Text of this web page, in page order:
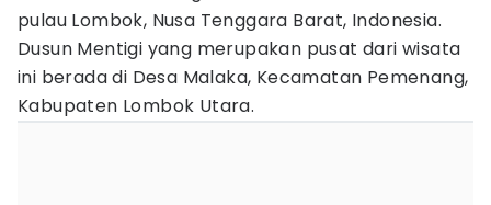
pulau Lombok, Nusa Tenggara Barat, Indonesia.
Dusun Mentigi yang merupakan pusat dari wisata
ini berada di Desa Malaka, Kecamatan Pemenang,
Kabupaten Lombok Utara.